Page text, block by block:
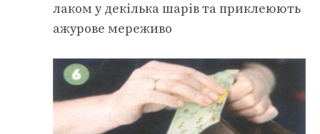
лаком у декілька шарів та приклеюють
ажурове мереживо